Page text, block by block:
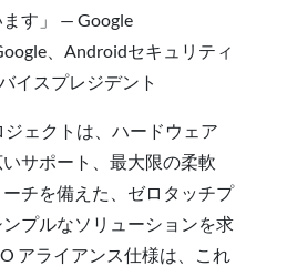
す」 — Google
、Androidセキュリティ
イスプレジデント
ジェクトは、ハードウェア
サポート、最大限の柔軟
チを備えた、ゼロタッチプ
プルなソリューションを求
アライアンス仕様は、これ